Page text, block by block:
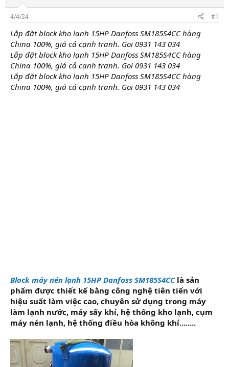
s
t
a
r
t
e
r
4/4/24 #1
Lắp đặt block kho lạnh 15HP Danfoss SM185S4CC hàng
China 100%, giá cả cạnh tranh. Goi 0931 143 034
Lắp đặt block kho lạnh 15HP Danfoss SM185S4CC hàng
China 100%, giá cả cạnh tranh. Goi 0931 143 034
Lắp đặt block kho lạnh 15HP Danfoss SM185S4CC hàng
China 100%, giá cả cạnh tranh. Goi 0931 143 034
Block máy nén lạnh 15HP Danfoss SM185S4CClà sản
phẩm được thiết kế bằng công nghệ tiên tiến với
hiệu suất làm việc cao, chuyên sử dụng trong máy
làm lạnh nước, máy sấy khí, hệ thống kho lạnh, cụm
máy nén lạnh, hệ thống điều hòa không khí........